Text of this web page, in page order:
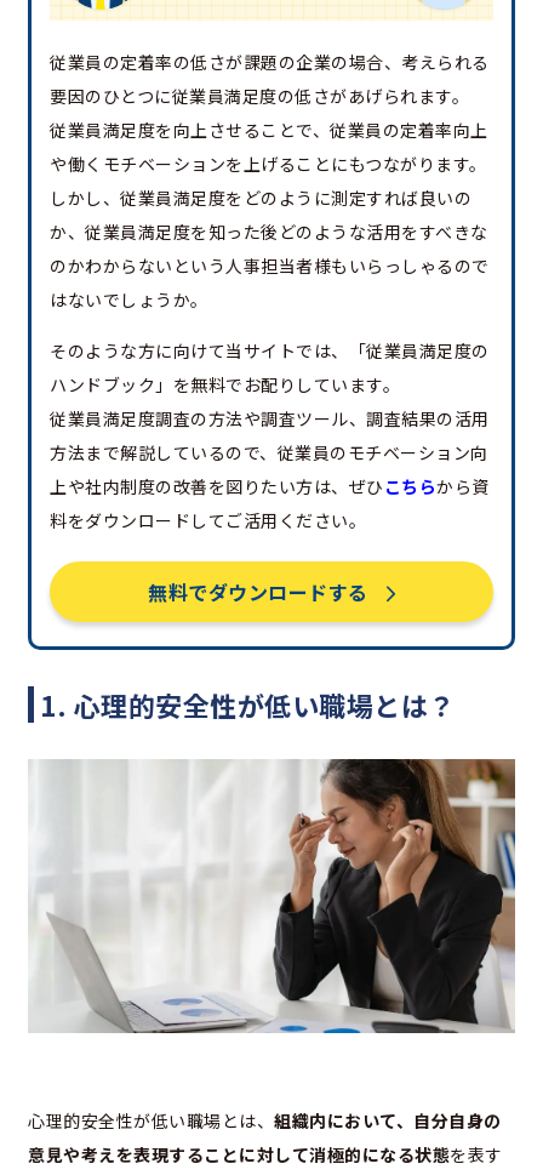
従業員の定着率の低さが課題の企業の場合、考えられる
要因のひとつに従業員満足度の低さがあげられます。
従業員満足度を向上させることで、従業員の定着率向上
や働くモチベーションを上げることにもつながります。
しかし、従業員満足度をどのように測定すれば良いの
か、従業員満足度を知った後どのような活用をすべきな
のかわからないという人事担当者様もいらっしゃるので
はないでしょうか。
そのような方に向けて当サイトでは、「従業員満足度の
ハンドブック」を無料でお配りしています。
従業員満足度調査の方法や調査ツール、調査結果の活用
方法まで解説しているので、従業員のモチベーション向
上や社内制度の改善を図りたい方は、ぜひ こちらから資
料をダウンロードしてご活用ください。
無料でダウンロードする
1. 心理的安全性が低い職場とは？
心理的安全性が低い職場とは、 組織内において、自分自身の
意見や考えを表現することに対して消極的になる状態を表す